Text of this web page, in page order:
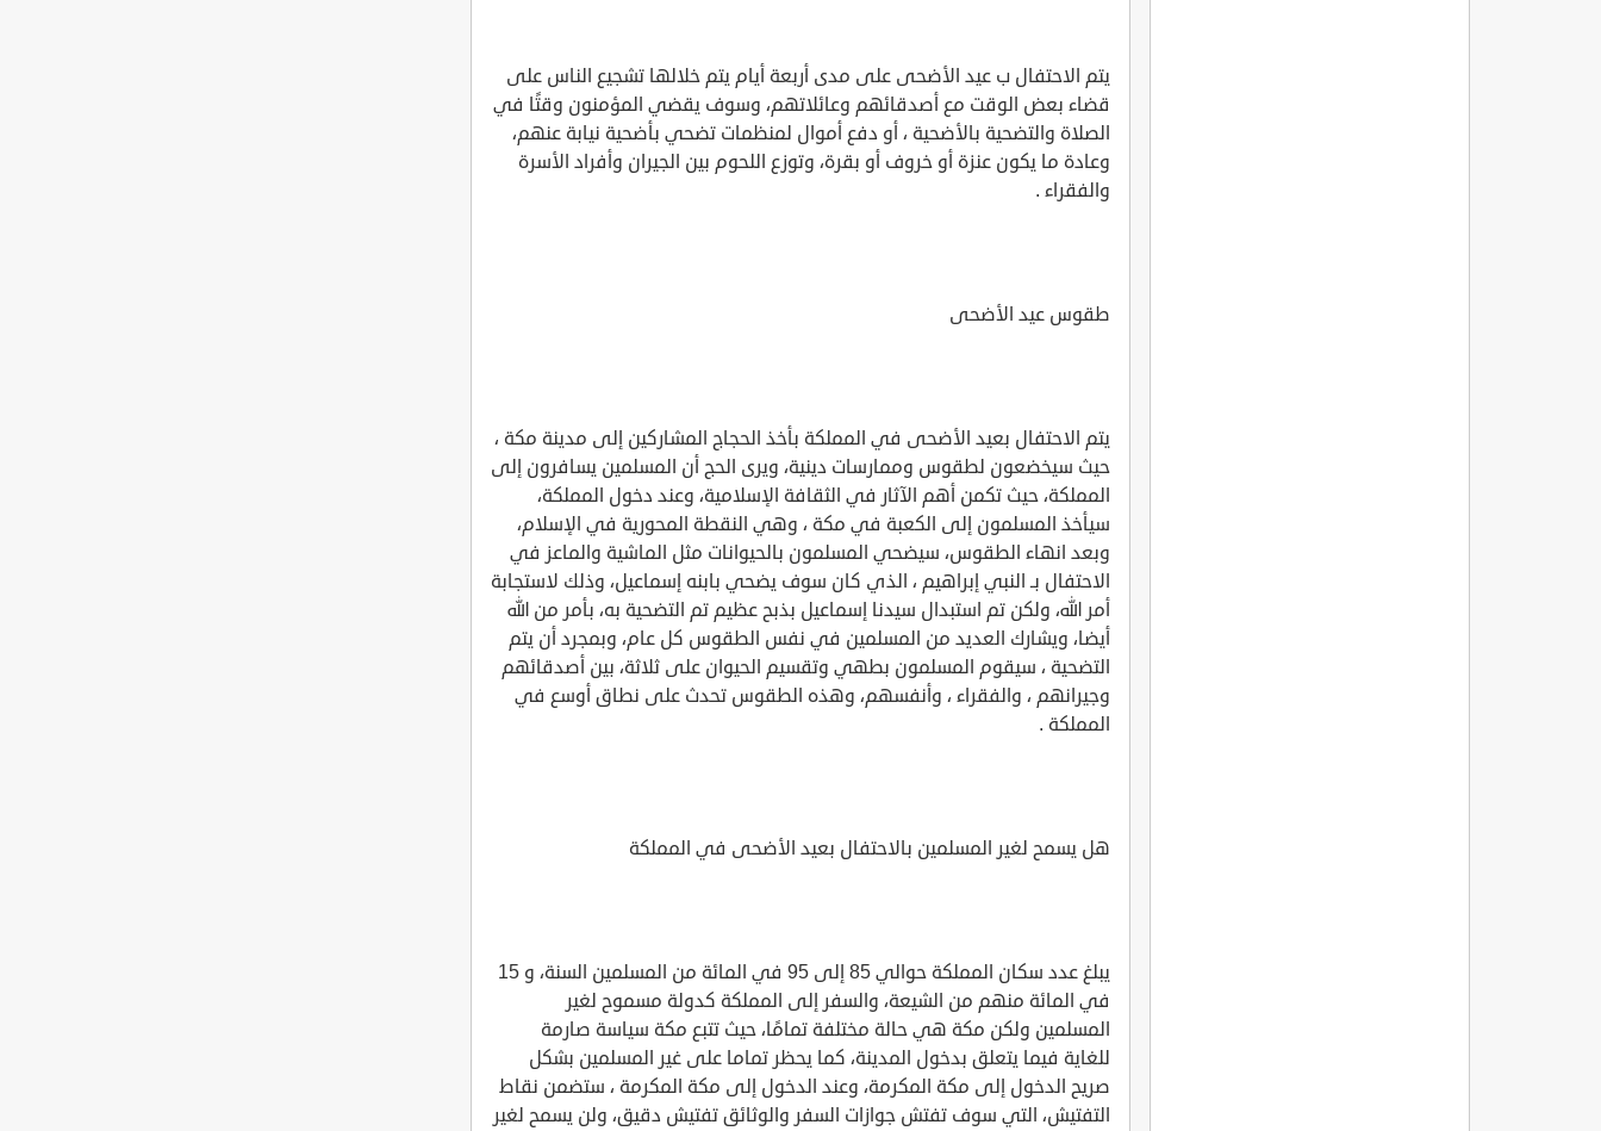
يتم الاحتفال ب عيد الأضحى على مدى أربعة أيام يتم خلالها تشجيع الناس على
قضاء بعض الوقت مع أصدقائهم وعائلاتهم، وسوف يقضي المؤمنون وقتًا في
الصلاة والتضحية بالأضحية ، أو دفع أموال لمنظمات تضحي بأضحية نيابة عنهم،
وعادة ما يكون عنزة أو خروف أو بقرة، وتوزع اللحوم بين الجيران وأفراد الأسرة
والفقراء .
طقوس عيد الأضحى
يتم الاحتفال بعيد الأضحى في المملكة بأخذ الحجاج المشاركين إلى مدينة مكة ،
حيث سيخضعون لطقوس وممارسات دينية، ويرى الحج أن المسلمين يسافرون إلى
المملكة، حيث تكمن أهم الآثار في الثقافة الإسلامية، وعند دخول المملكة،
سيأخذ المسلمون إلى الكعبة في مكة ، وهي النقطة المحورية في الإسلام،
وبعد انهاء الطقوس، سيضحي المسلمون بالحيوانات مثل الماشية والماعز في
الاحتفال بـ النبي إبراهيم ، الذي كان سوف يضحي بابنه إسماعيل، وذلك لاستجابة
أمر الله، ولكن تم استبدال سيدنا إسماعيل بذبح عظيم تم التضحية به، بأمر من الله
أيضا، ويشارك العديد من المسلمين في نفس الطقوس كل عام، وبمجرد أن يتم
التضحية ، سيقوم المسلمون بطهي وتقسيم الحيوان على ثلاثة، بين أصدقائهم
وجيرانهم ، والفقراء ، وأنفسهم، وهذه الطقوس تحدث على نطاق أوسع في
المملكة .
هل يسمح لغير المسلمين بالاحتفال بعيد الأضحى في المملكة
يبلغ عدد سكان المملكة حوالي 85 إلى 95 في المائة من المسلمين السنة، و 15
في المائة منهم من الشيعة، والسفر إلى المملكة كدولة مسموح لغير
المسلمين ولكن مكة هي حالة مختلفة تمامًا، حيث تتبع مكة سياسة صارمة
للغاية فيما يتعلق بدخول المدينة، كما يحظر تماما على غير المسلمين بشكل
صريح الدخول إلى مكة المكرمة، وعند الدخول إلى مكة المكرمة ، ستضمن نقاط
التفتيش، التي سوف تفتش جوازات السفر والوثائق تفتيش دقيق، ولن يسمح لغير